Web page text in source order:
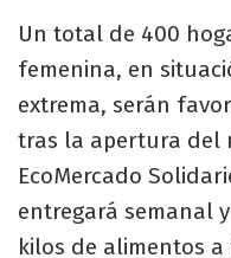
Un total de 400
femenina, en
extrema, serán
tras la apertura del
EcoMercado
entregará semanal
kilos de alimentos